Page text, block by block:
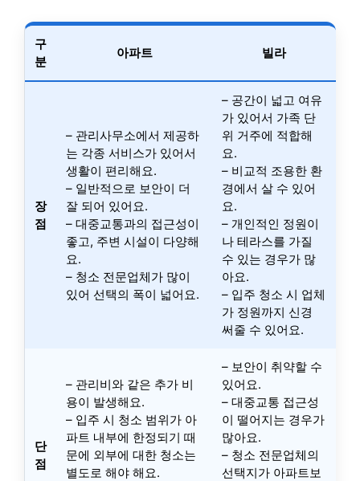
구
분
아파트 빌라
장
점
– 관리사무소에서 제공하
는 각종 서비스가 있어서
생활이 편리해요.
– 일반적으로 보안이 더
잘 되어 있어요.
– 대중교통과의 접근성이
좋고, 주변 시설이 다양해
요.
– 청소 전문업체가 많이
있어 선택의 폭이 넓어요.
– 공간이 넓고 여유
가 있어서 가족 단
위 거주에 적합해
요.
– 비교적 조용한 환
경에서 살 수 있어
요.
– 개인적인 정원이
나 테라스를 가질
수 있는 경우가 많
아요.
– 입주 청소 시 업체
가 정원까지 신경
써줄 수 있어요.
단
점
– 관리비와 같은 추가 비
용이 발생해요.
– 입주 시 청소 범위가 아
파트 내부에 한정되기 때
문에 외부에 대한 청소는
별도로 해야 해요.
– 보안이 취약할 수
있어요.
– 대중교통 접근성
이 떨어지는 경우가
많아요.
– 청소 전문업체의
선택지가 아파트보